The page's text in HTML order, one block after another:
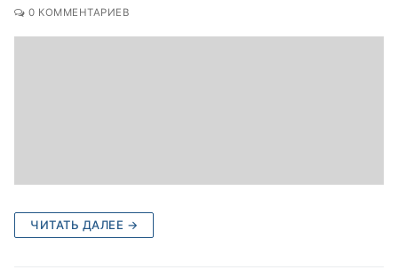
0 КОММЕНТАРИЕВ
ЧИТАТЬ ДАЛЕЕ →